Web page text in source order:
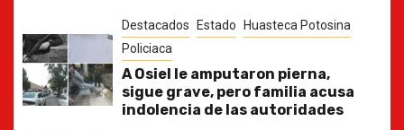
Destacados Estado
Huasteca Potosina
Policiaca
A Osiel le amputaron pierna,
sigue grave, pero familia acusa
indolencia de las autoridades